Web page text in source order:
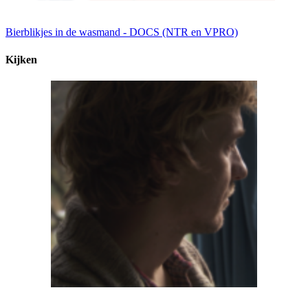
Bierblikjes in de wasmand - DOCS (NTR en VPRO)
Kijken